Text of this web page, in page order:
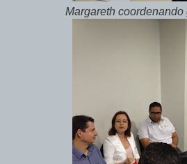
Margareth coordenando